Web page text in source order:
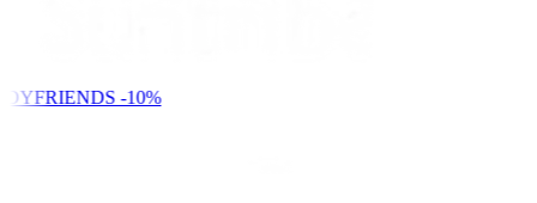
-10%